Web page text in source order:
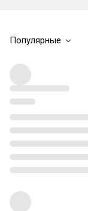
Популярные